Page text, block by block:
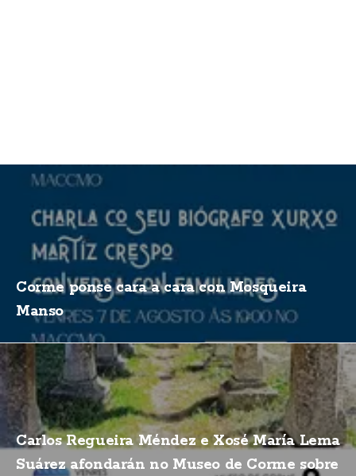
Corme ponse cara a cara con Mosqueira
Manso
Carlos Regueira Méndez e Xosé María Lema
Suárez afondarán no Museo de Corme sobre